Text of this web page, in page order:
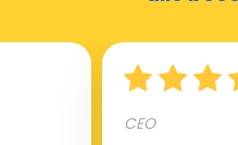
Hoeveel kost een
CEO